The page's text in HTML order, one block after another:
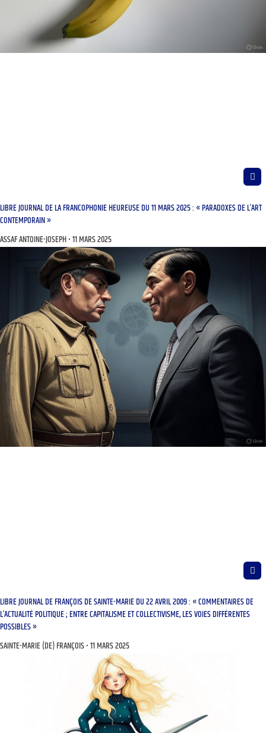
LIBRE JOURNAL DE LA FRANCOPHONIE HEUREUSE DU 11 MARS 2025 : « PARADOXES DE L’ART
CONTEMPORAIN »
ASSAF ANTOINE-JOSEPH 11 MARS 2025
LIBRE JOURNAL DE FRANÇOIS DE SAINTE-MARIE DU 22 AVRIL 2009 : « COMMENTAIRES DE
L’ACTUALITÉ POLITIQUE ; ENTRE CAPITALISME ET COLLECTIVISME, LES VOIES DIFFÉRENTES
POSSIBLES »
SAINTE-MARIE (DE) FRANÇOIS 11 MARS 2025